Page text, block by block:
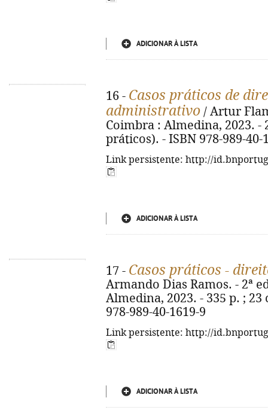
ADICIONAR À LISTA
16 - Casos práticos de
administrativo / Artur
Coimbra : Almedina, 2023. -
práticos). - ISBN 978-989-40-
Link persistente: http://
ADICIONAR À LISTA
17 - Casos práticos -
Armando Dias Ramos. - 2ª
Almedina, 2023. - 335 p. ; 23
978-989-40-1619-9
Link persistente: http://
ADICIONAR À LISTA